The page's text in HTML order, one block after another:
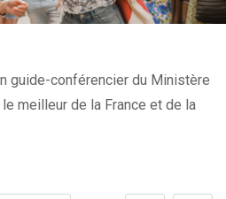
guide-conférencier du Ministère
meilleur de la France et de la